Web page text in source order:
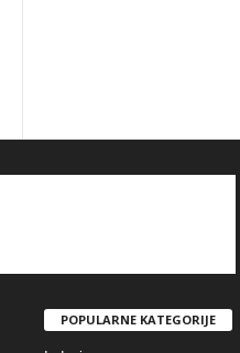
POPULARNE KATEGORIJE